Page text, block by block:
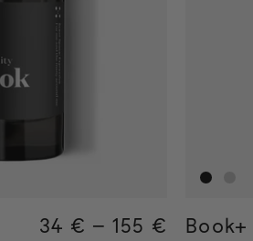
Regular price
34 € – 155 €
Regular price
155€
Regular
34€ Book+